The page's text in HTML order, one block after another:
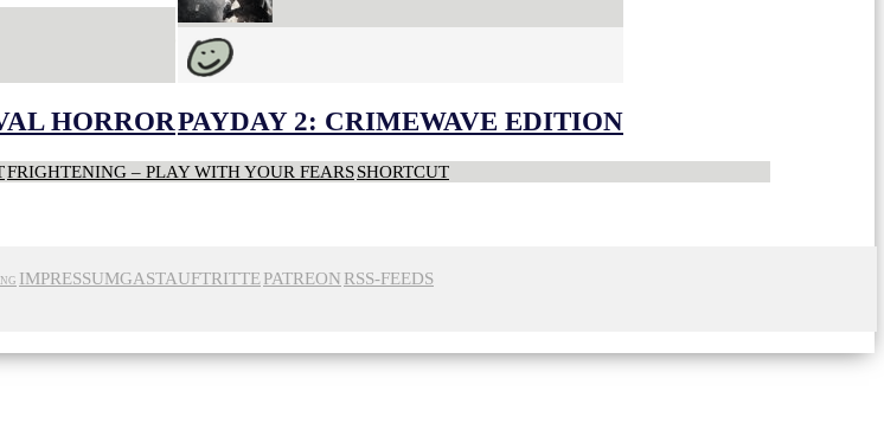
HORRORPAYDAY 2: CRIMEWAVE EDITION
FRIGHTENING – PLAY WITH YOUR FEARSSHORTCUT
IMPRESSUMGASTAUFTRITTEPATREON RSS-FEEDS